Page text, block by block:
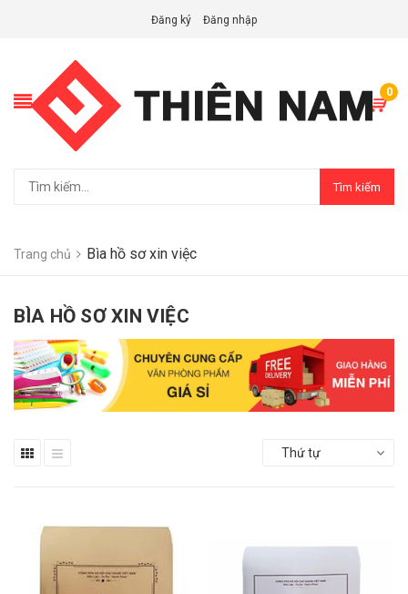
Đăng ký Đăng nhập
0
Tìm kiếm
Trang chủ Bìa hồ sơ xin việc
BÌA HỒ SƠ XIN VIỆC
Thứ tự